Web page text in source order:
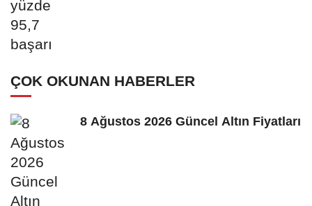
ÇOK OKUNAN HABERLER
8 Ağustos 2026 Güncel Altın Fiyatları